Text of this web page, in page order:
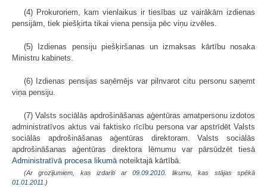
(4) Prokuroriem, kam vienlaikus ir tiesības uz vairākām izdienas
pensijām, tiek piešķirta tikai viena pensija pēc viņu izvēles.
(5) Izdienas pensiju piešķiršanas un izmaksas kārtību nosaka
Ministru kabinets.
(6) Izdienas pensijas saņēmējs var pilnvarot citu personu saņemt
viņa pensiju.
(7) Valsts sociālās apdrošināšanas aģentūras amatpersonu izdotos
administratīvos aktus vai faktisko rīcību persona var apstrīdēt Valsts
sociālās apdrošināšanas aģentūras direktoram. Valsts sociālās
apdrošināšanas aģentūras direktora lēmumu var pārsūdzēt tiesā
Administratīvā procesa likumānoteiktajā kārtībā.
(Ar grozījumiem, kas izdarīti ar09.09.2010 . likumu, kas stājas spēkā
01.01.2011. )